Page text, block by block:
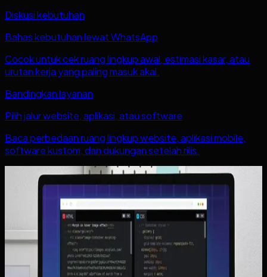
Diskusi kebutuhan
Bahas kebutuhan lewat WhatsApp
Cocok untuk cek ruang lingkup awal, estimasi kasar, atau
urutan kerja yang paling masuk akal.
Bandingkan layanan
Pilih jalur website, aplikasi, atau software
Baca perbedaan ruang lingkup website, aplikasi mobile,
software kustom, dan dukungan setelah rilis.
Baca juga
Artikel lain yang mungkin relevan
Lihat semua artikel
Website Perolehan Prospek untuk Jasa Lokal:
Struktur yang Membuat Orang Langsung